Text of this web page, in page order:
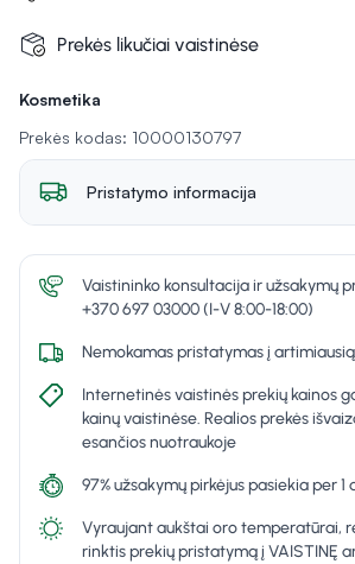
Kosmetika
Prekės kodas: 10000130797
Prekės likučiai vaistinėse
Pristatymo informacija
Vaistininko konsultacija ir užsakymų
+370 697 03000 (I-V 8:00-18:00)
Nemokamas pristatymas į
Internetinės vaistinės prekių kainos
kainų vaistinėse. Realios prekės
esančios nuotraukoje
97% užsakymų pirkėjus pasiekia per 1
Vyraujant aukštai oro temperatūrai,
rinktis prekių pristatymą į VAISTINĘ